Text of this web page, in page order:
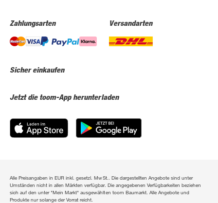
Zahlungsarten Versandarten
Sicher einkaufen
Jetzt die toom-App herunterladen
Alle Preisangaben in EUR inkl. gesetzl. MwSt.. Die dargestellten Angebote sind unter
Umständen nicht in allen Märkten verfügbar. Die angegebenen Verfügbarkeiten beziehen
sich auf den unter "Mein Markt" ausgewählten toom Baumarkt. Alle Angebote und
Produkte nur solange der Vorrat reicht.